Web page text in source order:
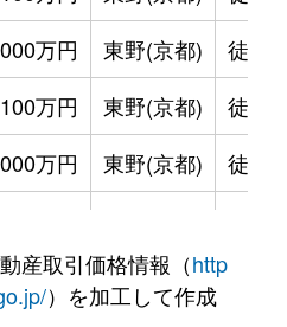
万円 東野(京都)
徒歩
万円 東野(京都)
徒歩
万円 東野(京都)
徒歩
万円 東野(京都)
徒歩
産取引価格情報（http
）を加工して作成